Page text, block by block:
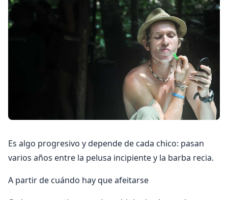
Es algo progresivo y depende de cada chico: pasan
varios años entre la pelusa incipiente y la barba recia.
A partir de cuándo hay que afeitarse